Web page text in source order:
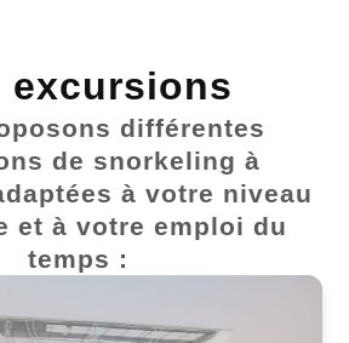
excursions
différentes
de snorkeling à
à votre niveau
et à votre emploi du
temps :